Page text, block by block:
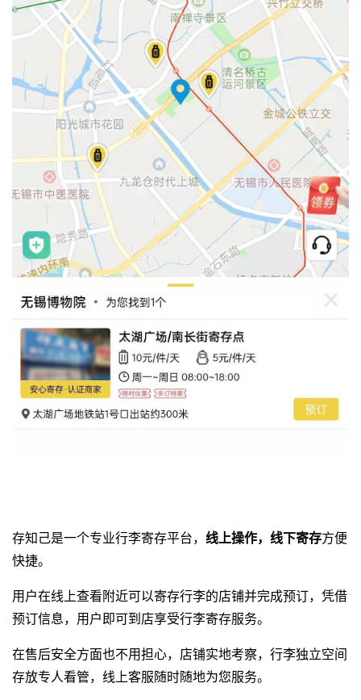
存知己是一个专业行李寄存平台， 线上操作，线下寄存方便
快捷。
用户在线上查看附近可以寄存行李的店铺并完成预订，凭借
预订信息，用户即可到店享受行李寄存服务。
在售后安全方面也不用担心，店铺实地考察，行李独立空间
存放专人看管，线上客服随时随地为您服务。